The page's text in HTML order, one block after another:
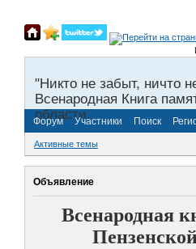
"Никто не забыт, ничто
Всенародная Книга
области.
Форум Участники Поиск
Активные темы
Объявление
Всенародная